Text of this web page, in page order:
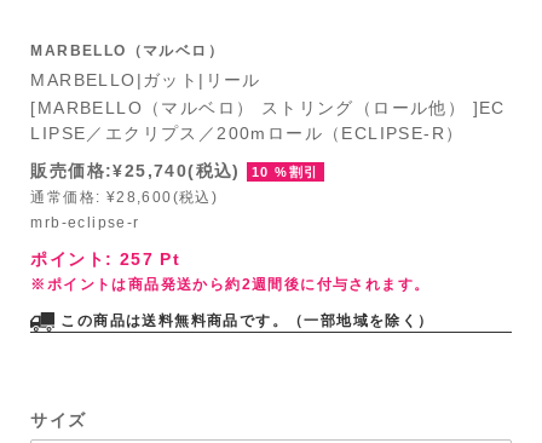
MARBELLO（マルベロ）
MARBELLO|ガット|リール
[MARBELLO（マルベロ） ストリング（ロール他） ]EC
LIPSE／エクリプス／200mロール（ECLIPSE-R）
販売価格:¥25,740(税込)
10 %割引
通常価格: ¥28,600(税込)
mrb-eclipse-r
ポイント: 257 Pt
※ポイントは商品発送から約2週間後に付与されます。
この商品は送料無料商品です。（一部地域を除く）
サイズ